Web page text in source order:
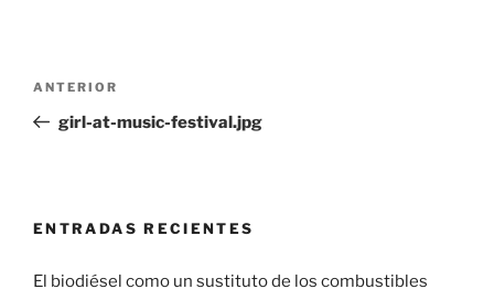
ANTERIOR
girl-at-music-festival.jpg
ENTRADAS RECIENTES
El biodiésel como un sustituto de los combustibles